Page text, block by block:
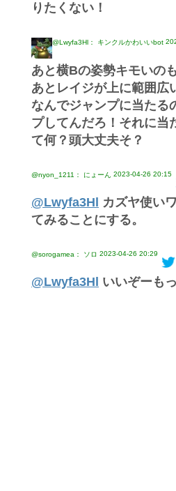
りたくない！
@Lwyfa3Hl： キンクルかわいいbot
あと横Bの姿勢キモいの
あとレイジが上に範囲広
なんでジャンプに当たる
プしてんだろ！それに当
て何？頭大丈夫そ？
@nyon_1211： にょーん 2023-04-26 20:15
@Lwyfa3Hl
カズヤ使い
てみることにする。
@sorogamea： ソロ 2023-04-26 20:29
@Lwyfa3Hl いいぞーも